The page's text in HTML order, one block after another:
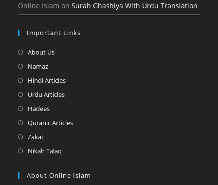
Online Islam onSurah Ghashiya With Urdu Translation
Important Links
About UsOpens
a
tab
NamazOpens
in
tab
Hindi ArticlesOpens
tab
Urdu ArticlesOpens
a
HadeesOpens
in
tab
Quranic ArticlesOpens
tab
ZakatOpens
in
new
Nikah Talaq
a
About Online Islam